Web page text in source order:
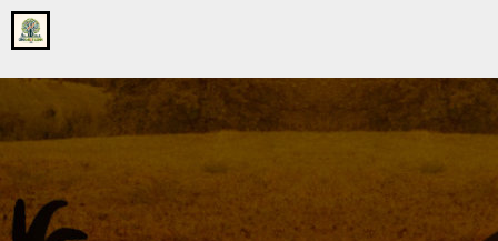
Go
to
home
onsgrotegezin.nl